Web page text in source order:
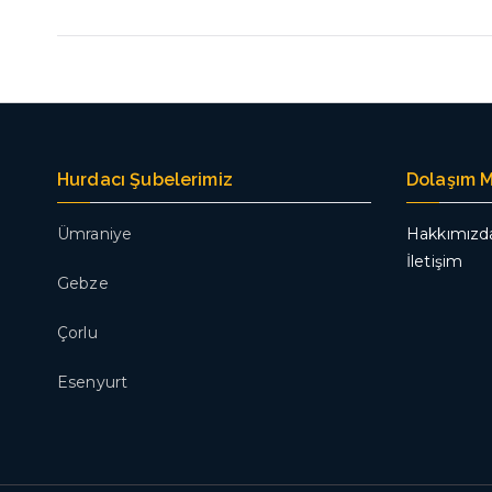
Hurdacı Şubelerimiz
Ümraniye
Gebze
Çorlu
Esenyurt
Dolaşım
İletişim